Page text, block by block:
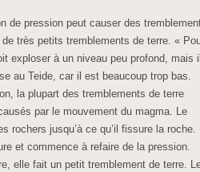
de pression peut causer des
de très petits tremblements de terre. «
exploser à un niveau peu profond, mais
au Teide, car il est beaucoup trop bas.
la plupart des tremblements de terre
par le mouvement du magma. Le
rochers jusqu’à ce qu’il fissure la roche.
et commence à refaire de la pression.
elle fait un petit tremblement de terre.